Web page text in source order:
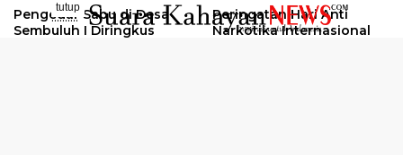
Pengedar Sabu di Desa
Sembuluh I Diringkus
Peringatan Hari Anti
Narkotika Internasional
tutup
..........